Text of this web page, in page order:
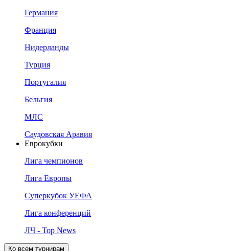
Германия
Франция
Нидерланды
Турция
Португалия
Бельгия
МЛС
Саудовская Аравия
Еврокубки
Лига чемпионов
Лига Европы
Суперкубок УЕФА
Лига конференций
ЛЧ - Top News
Ко всем турнирам